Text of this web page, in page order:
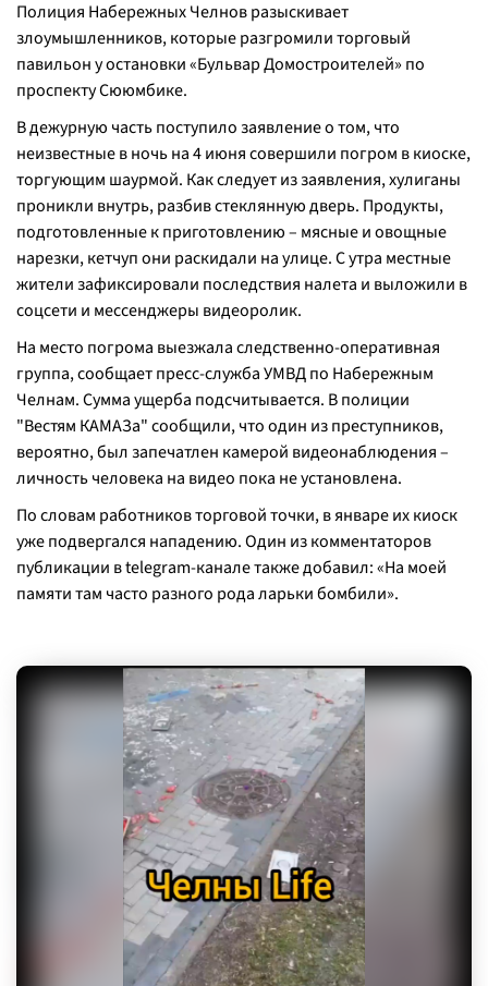
Полиция Набережных Челнов разыскивает
злоумышленников, которые разгромили торговый
павильон у остановки «Бульвар Домостроителей» по
проспекту Сююмбике.
В дежурную часть поступило заявление о том, что
неизвестные в ночь на 4 июня совершили погром в киоске,
торгующим шаурмой. Как следует из заявления, хулиганы
проникли внутрь, разбив стеклянную дверь. Продукты,
подготовленные к приготовлению – мясные и овощные
нарезки, кетчуп они раскидали на улице. С утра местные
жители зафиксировали последствия налета и выложили в
соцсети и мессенджеры видеоролик.
На место погрома выезжала следственно-оперативная
группа, сообщает пресс-служба УМВД по Набережным
Челнам. Сумма ущерба подсчитывается. В полиции
"Вестям КАМАЗа" сообщили, что один из преступников,
вероятно, был запечатлен камерой видеонаблюдения –
личность человека на видео пока не установлена.
По словам работников торговой точки, в январе их киоск
уже подвергался нападению. Один из комментаторов
публикации в telegram-канале также добавил: «На моей
памяти там часто разного рода ларьки бомбили».